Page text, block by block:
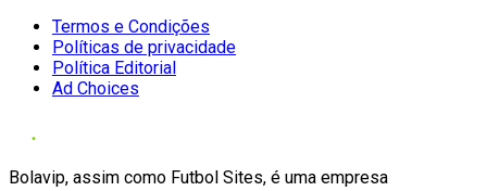
Termos e Condições
Políticas de privacidade
Política Editorial
Ad Choices
Bolavip, assim como Futbol Sites, é uma empresa